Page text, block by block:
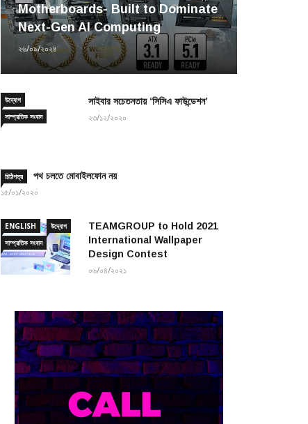
Motherboards- Built to Dominate
Next-Gen AI Computing
২৬/০৯/২০২৪
উদ্যোগ
সাম্প্রতিক সংবাদ
সাইবার সচেতনতায় ‘সিসিএ ফাউন্ডেশন’
২৩/১২/২০২০
চিঠিপত্র পথ চলতে মোবাইলফোন নয়
১৫/০১/২০২০
ENGLISH
উদ্যোগ
সাম্প্রতিক সংবাদ
TEAMGROUP to Hold 2021
International Wallpaper
Design Contest
০৬/০৪/২০২১